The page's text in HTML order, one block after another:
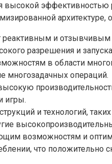
высокой
и отзывчивым
разрешения и
в области
многозадачных операций.
игры.
и технологий,
возможностям и
что положительно